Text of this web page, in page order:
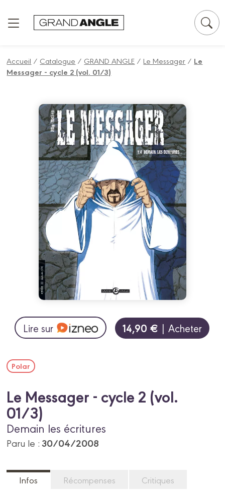
Accueil / Catalogue / GRAND ANGLE /Le Messager / Le
Messager - cycle 2 (vol. 01/3)
Lire sur 14,90 € | Acheter
Polar
Le Messager - cycle 2 (vol.
01/3)
Demain les écritures
Paru le :30/04/2008
Infos Récompenses Critiques